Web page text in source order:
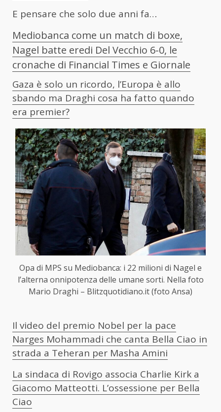
E pensare che solo due anni fa…
Mediobanca come un match di boxe,
Nagel batte eredi Del Vecchio 6-0, le
cronache di Financial Times e Giornale
Gaza è solo un ricordo, l’Europa è allo
sbando ma Draghi cosa ha fatto quando
era premier?
Opa di MPS su Mediobanca: i 22 milioni di Nagel e
l’alterna onnipotenza delle umane sorti. Nella foto
Mario Draghi – Blitzquotidiano.it (foto Ansa)
Il video del premio Nobel per la pace
Narges Mohammadi che canta Bella Ciao in
strada a Teheran per Masha Amini
La sindaca di Rovigo associa Charlie Kirk a
Giacomo Matteotti. L’ossessione per Bella
Ciao